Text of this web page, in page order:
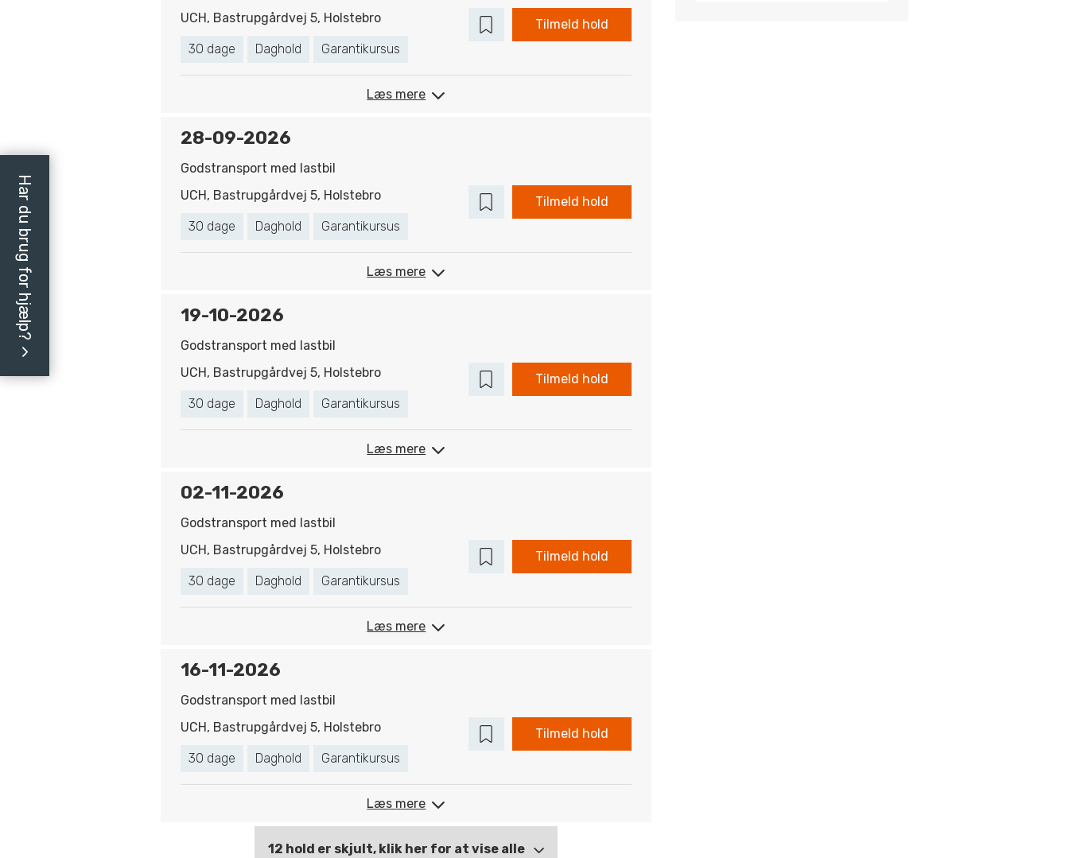
UCH, Bastrupgårdvej 5, Holstebro
30 dage Daghold Garantikursus
Tilmeld hold
Læs mere
28-09-2026
Godstransport med lastbil
UCH, Bastrupgårdvej 5, Holstebro
30 dage Daghold Garantikursus
Tilmeld hold
Læs mere
19-10-2026
Godstransport med lastbil
UCH, Bastrupgårdvej 5, Holstebro
30 dage Daghold Garantikursus
Tilmeld hold
Læs mere
02-11-2026
Godstransport med lastbil
UCH, Bastrupgårdvej 5, Holstebro
30 dage Daghold Garantikursus
Tilmeld hold
Læs mere
16-11-2026
Godstransport med lastbil
UCH, Bastrupgårdvej 5, Holstebro
30 dage Daghold Garantikursus
Tilmeld hold
Læs mere
12 hold er skjult, klik her for at vise alle
Har du brug for hjælp?